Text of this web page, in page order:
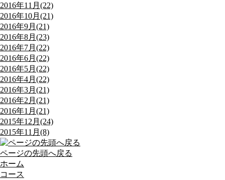
2016年11月(22)
2016年10月(21)
2016年9月(21)
2016年8月(23)
2016年7月(22)
2016年6月(22)
2016年5月(22)
2016年4月(22)
2016年3月(21)
2016年2月(21)
2016年1月(21)
2015年12月(24)
2015年11月(8)
ページの先頭へ戻る
ホーム
コース